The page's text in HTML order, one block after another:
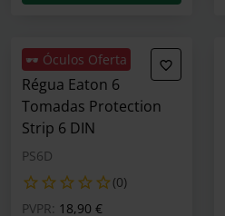
🕶️ Óculos Oferta
Régua Eaton 6
Tomadas Protection
Strip 6 DIN
PS6D
(0)
PVPR: Preço reduzido de
18,90 €para